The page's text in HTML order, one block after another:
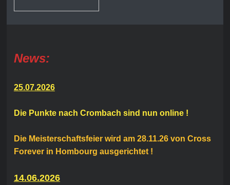
News:
25.07.2026
Die Punkte nach Crombach sind nun online !
Die Meisterschaftsfeier wird am 28.11.26 von Cross
Forever in Hombourg ausgerichtet !
14.06.2026